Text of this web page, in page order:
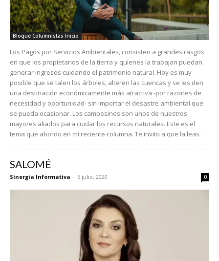
Bloque Columnistas Inicio
Los Pagos por Servicios Ambientales, consisten a grandes rasgos
en que los propietarios de la tierra y quienes la trabajan puedan
generar ingresos cuidando el patrimonio natural. Hoy es muy
posible que se talen los árboles, alteren las cuencas y se les den
una destinación económicamente más atractiva -por razones de
necesidad y oportunidad- sin importar el desastre ambiental que
se pueda ocasionar. Los campesinos son unos de nuestros
mayores aliados para cuidar los recursos naturales. Este es el
tema que abordo en mi reciente columna. Te invito a que la leas.
SALOMÉ
Sinergia Informativa - 6 julio, 2020 0